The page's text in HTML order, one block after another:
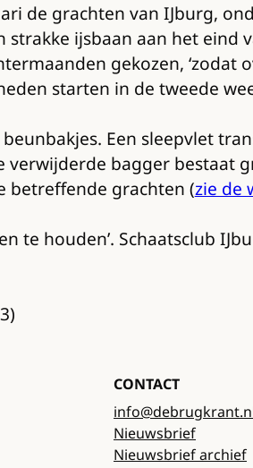
de grachten van IJburg,
ijsbaan aan het eind
gekozen,
starten in de tweede
Een sleepvlet
bagger bestaat
betreffende grachten (zie de
te houden’. Schaatsclub
CONTACT
Nieuwsbrief
Nieuwsbrief archief